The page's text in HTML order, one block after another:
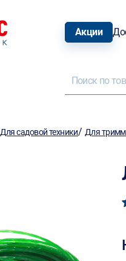
Акции
Для садовой техники/ Для